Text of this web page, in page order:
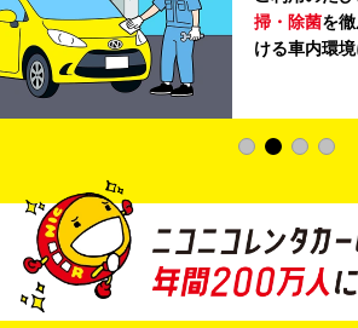
掃・除菌を
ける車内環